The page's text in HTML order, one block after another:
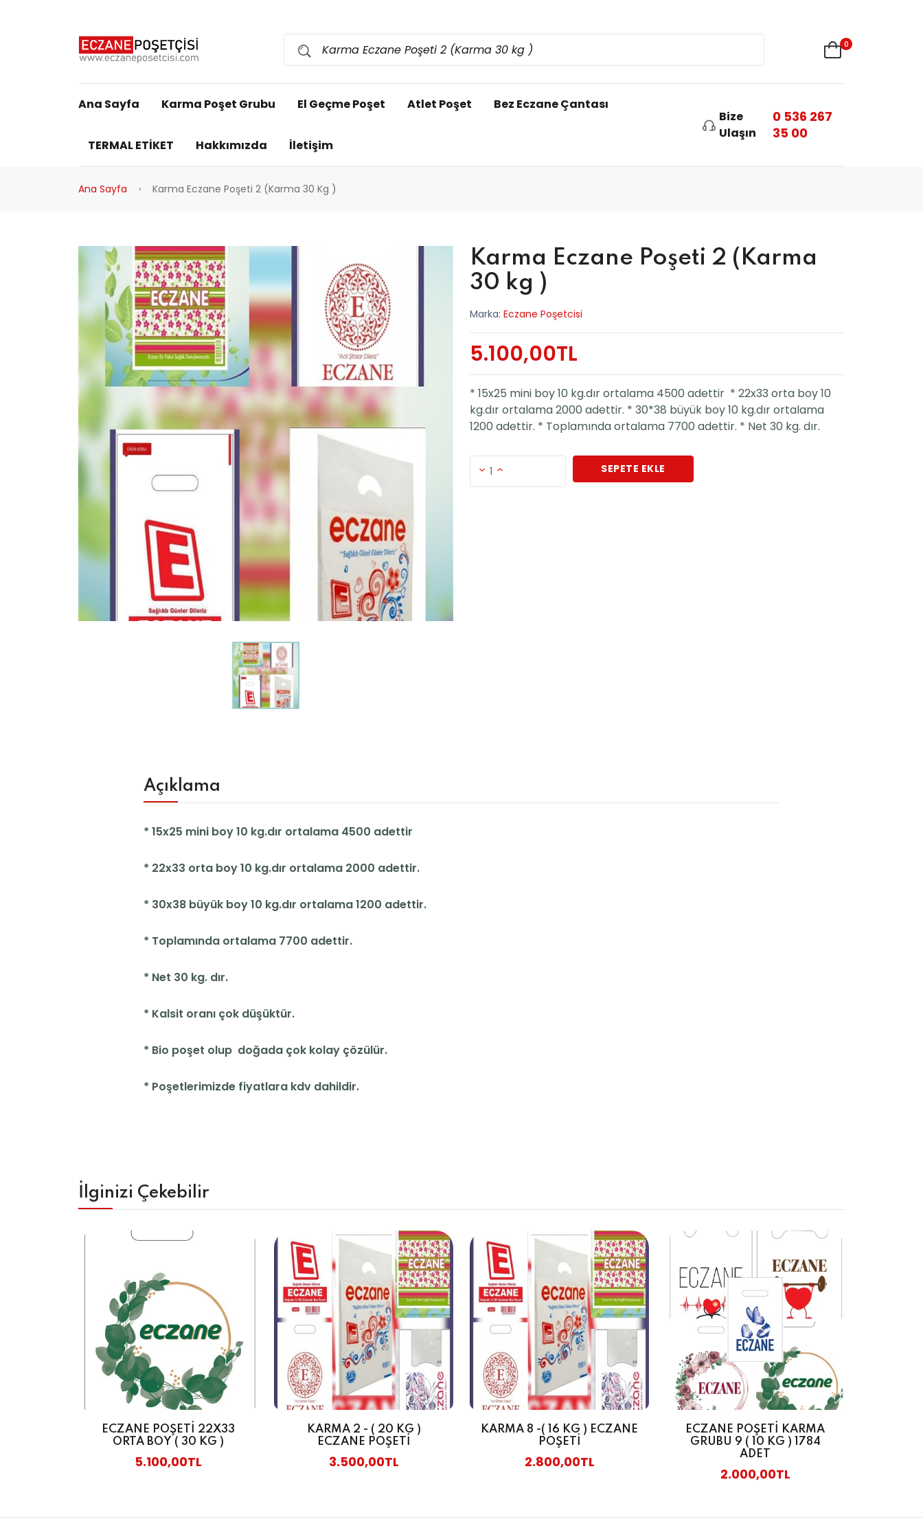
0
Ana Sayfa Karma Poşet Grubu El Geçme Poşet Atlet Poşet Bez Eczane Çantası
TERMAL ETİKET Hakkımızda İletişim
Bize
Ulaşın
0 536 267
35 00
Ana Sayfa Karma Eczane Poşeti 2 (Karma 30 Kg )
Karma Eczane Poşeti 2 (Karma
30 kg )
Marka: Eczane Poşetcisi
5.100,00TL
* 15x25 mini boy 10 kg.dır ortalama 4500 adettir * 22x33 orta boy 10
kg.dır ortalama 2000 adettir. * 30*38 büyük boy 10 kg.dır ortalama
1200 adettir. * Toplamında ortalama 7700 adettir. * Net 30 kg. dır.
1 SEPETE EKLE
Açıklama
* 15x25 mini boy 10 kg.dır ortalama 4500 adettir
* 22x33 orta boy 10 kg.dır ortalama 2000 adettir.
* 30x38 büyük boy 10 kg.dır ortalama 1200 adettir.
* Toplamında ortalama 7700 adettir.
* Net 30 kg. dır.
* Kalsit oranı çok düşüktür.
* Bio poşet olup doğada çok kolay çözülür.
* Poşetlerimizde fiyatlara kdv dahildir.
İlginizi Çekebilir
ECZANE POŞETİ 22X33
ORTA BOY ( 30 KG )
5.100,00TL
KARMA 2 - ( 20 KG )
ECZANE POŞETİ
3.500,00TL
KARMA 8 -( 16 KG ) ECZANE
POŞETİ
2.800,00TL
ECZANE POŞETİ KARMA
GRUBU 9 ( 10 KG ) 1784
ADET
2.000,00TL